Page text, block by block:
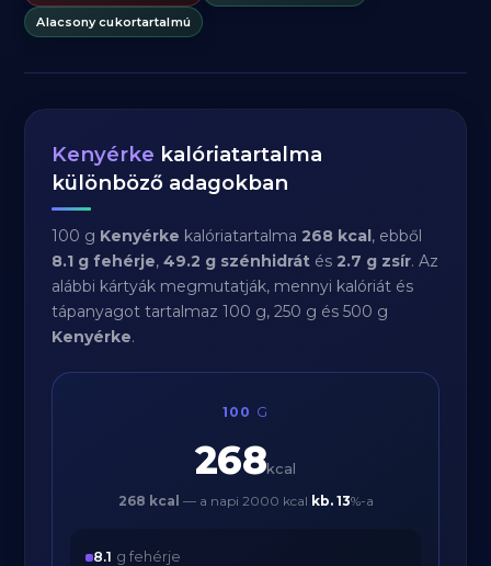
Alacsony cukortartalmú
Kenyérke kalóriatartalma
különböző adagokban
100 g Kenyérke kalóriatartalma268 kcal, ebből
8.1 g fehérje,49.2 g szénhidrát és2.7 g zsír. Az
alábbi kártyák megmutatják, mennyi kalóriát és
tápanyagot tartalmaz 100 g, 250 g és 500 g
Kenyérke.
100 G
268kcal
268 kcal — a napi 2000 kcal kb. 13%-a
8.1 g fehérje